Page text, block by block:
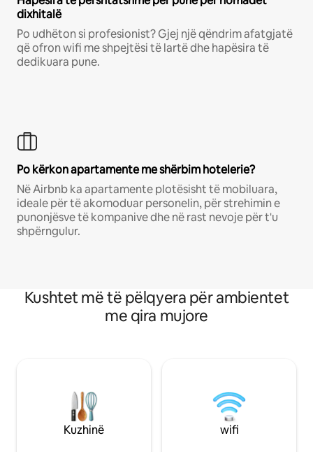
dixhitalë
Po udhëton si profesionist? Gjej një qëndrim afatgjatë
që ofron wifi me shpejtësi të lartë dhe hapësira të
dedikuara pune.
Po kërkon apartamente me shërbim hotelerie?
Në Airbnb ka apartamente plotësisht të mobiluara,
ideale për të akomoduar personelin, për strehimin e
punonjësve të kompanive dhe në rast nevoje për t'u
shpërngulur.
Kushtet më të pëlqyera për ambientet
me qira mujore
Kuzhinë wifi